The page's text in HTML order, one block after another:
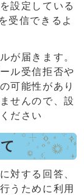
設定している
受信できるよ
が届きます。
ル受信拒否や
可能性があり
せんので、設
ださい
対する回答、
うために利用